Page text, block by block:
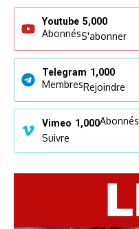
Youtube 5,000
AbonnésS'abonner
Telegram 1,000
MembresRejoindre
Vimeo 1,000Abonnés
Suivre